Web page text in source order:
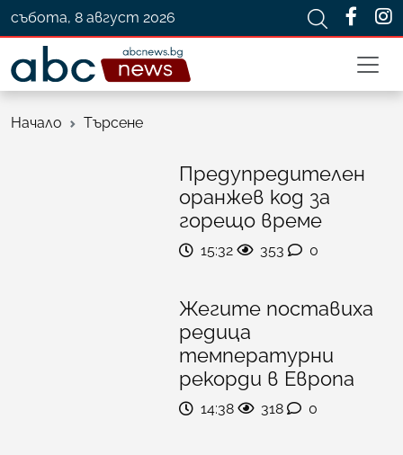
събота, 8 август 2026
Начало Търсене
Предупредителен
оранжев код за
горещо време
15:32 353 0
Жегите поставиха
редица
температурни
рекорди в Европа
14:38 318 0